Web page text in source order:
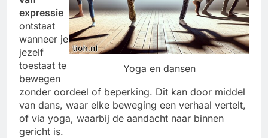
Yoga en dansen
expressie
ontstaat
wanneer je
jezelf
toestaat te
bewegen
zonder oordeel of beperking. Dit kan door middel
van dans, waar elke beweging een verhaal vertelt,
of via yoga, waarbij de aandacht naar binnen
gericht is.